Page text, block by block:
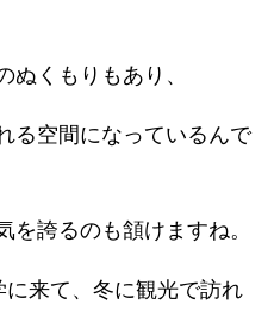
ぬくもりもあり、
る空間になっているんで
を誇るのも頷けますね。
来て、冬に観光で訪れ